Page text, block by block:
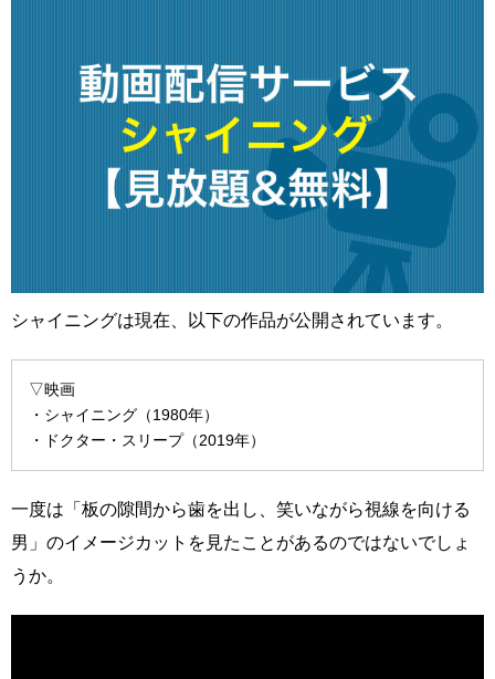
シャイニングは現在、以下の作品が公開されています。
▽映画
・シャイニング（1980年）
・ドクター・スリープ（2019年）
一度は「板の隙間から歯を出し、笑いながら視線を向ける
男」のイメージカットを見たことがあるのではないでしょ
うか。